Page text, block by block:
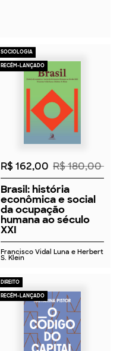
SOCIOLOGIA
RECÉM-LANÇADO
2026
R$ 162,00 R$ 180,00
Brasil: história
econômica e social
da ocupação
humana ao século
XXI
Francisco Vidal Luna e Herbert
S. Klein
DIREITO
RECÉM-LANÇADO
2026